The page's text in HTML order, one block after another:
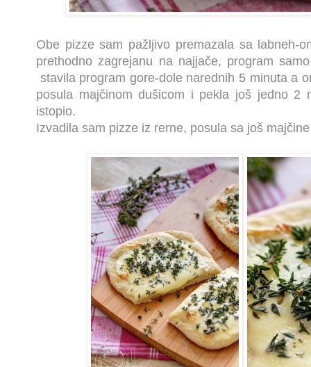
Obe pizze sam pažljivo premazala sa labneh-
prethodno zagrejanu na najjače, program
stavila program gore-dole narednih 5 minuta a
posula majčinom dušicom i pekla još jedno 2
istopio.
Izvadila sam pizze iz rerne, posula sa još